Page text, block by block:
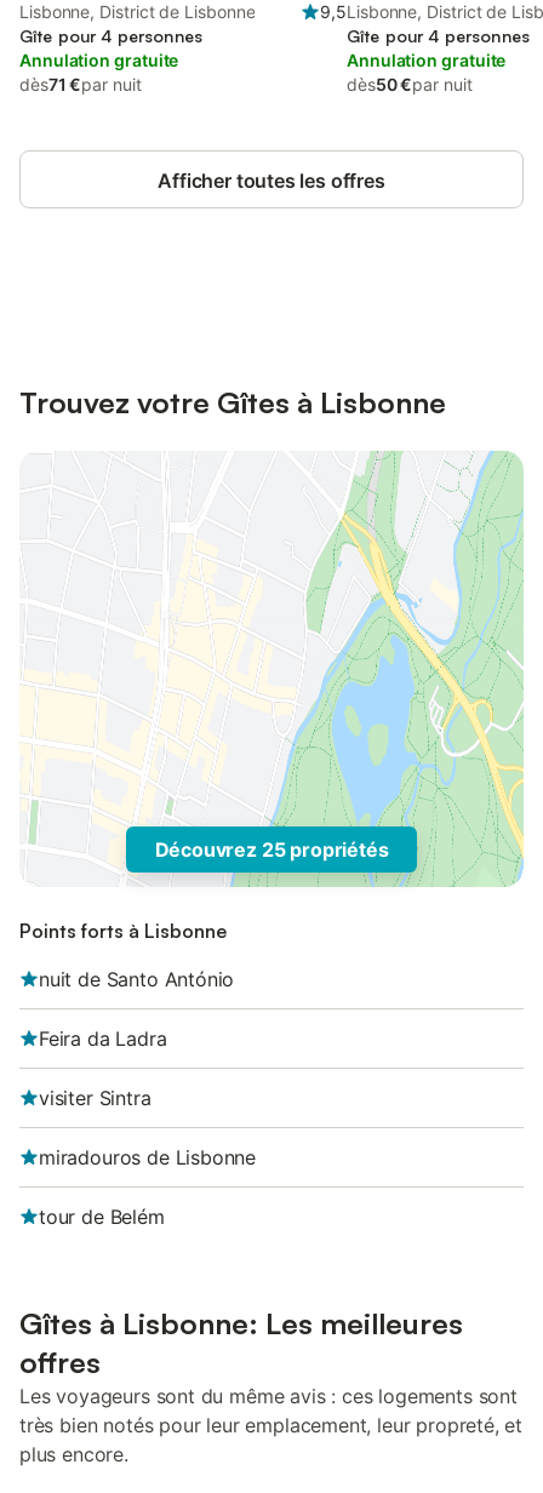
Lisbonne, District de Lisbonne
9,5
Gîte pour 4 personnes
Annulation gratuite
dès71 €par nuit
Lisbonne, District de
Gîte pour 4 personnes
Annulation gratuite
dès50 €par nuit
Afficher toutes les offres
Trouvez votre Gîtes à Lisbonne
Découvrez 25 propriétés
Points forts à Lisbonne
nuit de Santo António
Feira da Ladra
visiter Sintra
miradouros de Lisbonne
tour de Belém
Gîtes à Lisbonne: Les meilleures
offres
Les voyageurs sont du même avis : ces logements sont
très bien notés pour leur emplacement, leur propreté, et
plus encore.